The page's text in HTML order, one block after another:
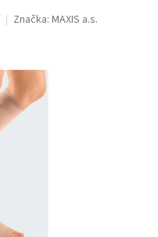
Značka: MAXIS a.s.